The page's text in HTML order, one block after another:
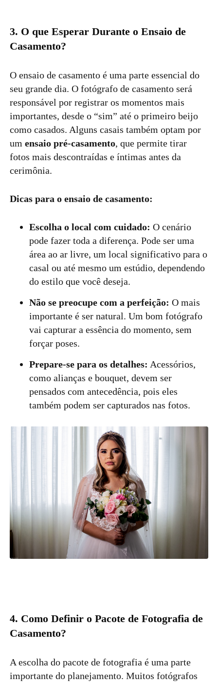
3. O que Esperar Durante o Ensaio de
Casamento?
O ensaio de casamento é uma parte essencial do
seu grande dia. O fotógrafo de casamento será
responsável por registrar os momentos mais
importantes, desde o “sim” até o primeiro beijo
como casados. Alguns casais também optam por
um ensaio pré-casamento, que permite tirar
fotos mais descontraídas e íntimas antes da
cerimônia.
Dicas para o ensaio de casamento:
Escolha o local com cuidado: O cenário
pode fazer toda a diferença. Pode ser uma
área ao ar livre, um local significativo para o
casal ou até mesmo um estúdio, dependendo
do estilo que você deseja.
Não se preocupe com a perfeição: O mais
importante é ser natural. Um bom fotógrafo
vai capturar a essência do momento, sem
forçar poses.
Prepare-se para os detalhes: Acessórios,
como alianças e bouquet, devem ser
pensados com antecedência, pois eles
também podem ser capturados nas fotos.
4. Como Definir o Pacote de Fotografia de
Casamento?
A escolha do pacote de fotografia é uma parte
importante do planejamento. Muitos fotógrafos